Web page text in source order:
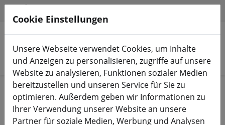
Produkte suchen
Start Zubehör Werkzeug
Cookie Einstellungen
Unsere Webseite verwendet Cookies, um Inhalte
und Anzeigen zu personalisieren, zugriffe auf unsere
Website zu analysieren, Funktionen sozialer Medien
bereitzustellen und unseren Service für Sie zu
optimieren. Außerdem geben wir Informationen zu
Ihrer Verwendung unserer Website an unsere
Partner für soziale Medien, Werbung und Analysen